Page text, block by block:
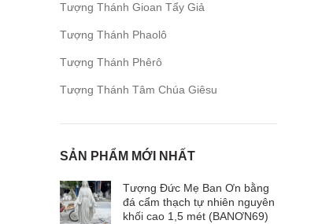
Tượng Thánh Gioan Tẩy Giả
Tượng Thánh Phaolô
Tượng Thánh Phêrô
Tượng Thánh Tâm Chúa Giêsu
SẢN PHẨM MỚI NHẤT
Tượng Đức Mẹ Ban Ơn bằng
đá cẩm thạch tự nhiên nguyên
khối cao 1,5 mét (BANƠN69)